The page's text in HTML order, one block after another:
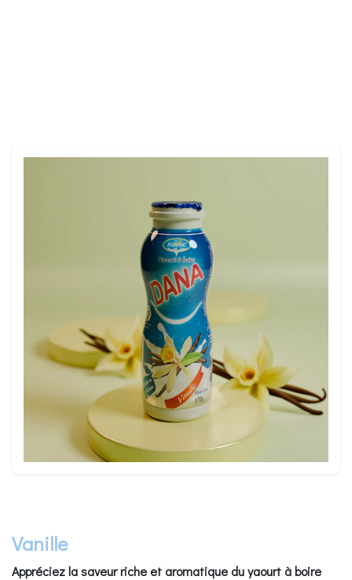
Vanille
Appréciez la saveur riche et aromatique du yaourt à boire